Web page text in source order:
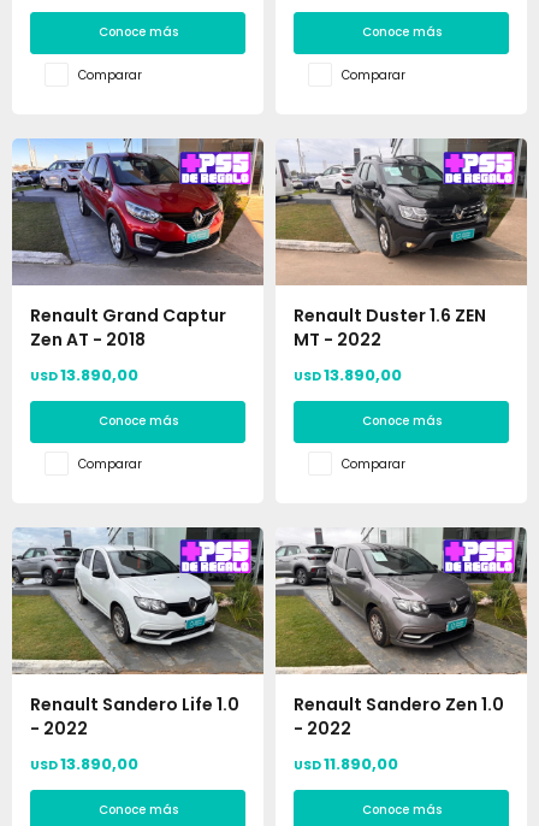
Conoce más
Comparar
Conoce más
Comparar
Renault Grand Captur
Zen AT - 2018
USD13.890,00
Conoce más
Comparar
Renault Duster 1.6 ZEN
MT - 2022
USD13.890,00
Conoce más
Comparar
Renault Sandero Life 1.0
- 2022
USD13.890,00
Conoce más
Renault Sandero Zen 1.0
- 2022
USD11.890,00
Conoce más